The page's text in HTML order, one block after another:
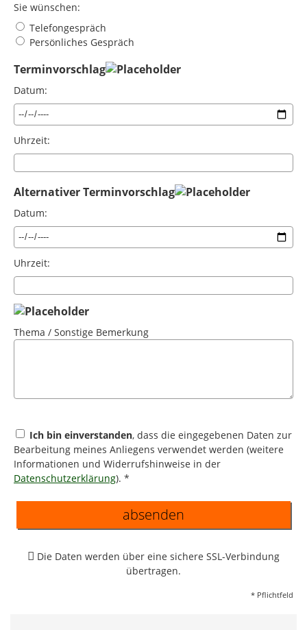
Sie wünschen:
Telefongespräch
Persönliches Gespräch
Terminvorschlag
Datum:
Uhrzeit:
Alternativer Terminvorschlag
Datum:
Uhrzeit:
Thema / Sonstige Bemerkung
Ich bin einverstanden, dass die eingegebenen Daten zur
Bearbeitung meines Anliegens verwendet werden (weitere
Informationen und Widerrufshinweise in der
Datenschutzerklärung). *
absenden
Die Daten werden über eine sichere SSL-Verbindung
übertragen.
* Pflichtfeld